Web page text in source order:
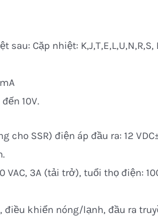
Cặp nhiệt: K,J,T,E,L,U,N,R,S,
10V.
SSR) điện áp đầu ra: 12
VAC, 3A (tải trở), tuổi thọ điện:
điều khiển nóng/lạnh, đầu ra